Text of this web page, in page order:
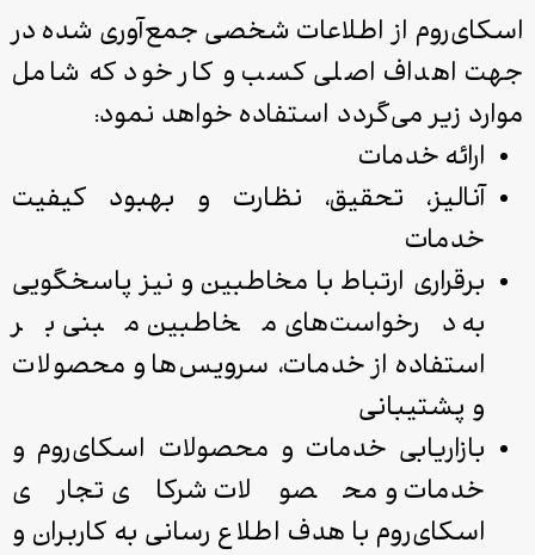
اسکای‌روم از اطلاعات شخصی جمع‌آوری شده در
جهت اهداف اصلی کسب ‌و کار خود که شامل
موارد زیر می‌گردد استفاده خواهد نمود:
ارائه خدمات
آنالیز، تحقیق، نظارت و بهبود کیفیت
خدمات
برقراری ارتباط با مخاطبین و نیز پاسخگویی
به درخواست‌های مخاطبین مبنی بر
استفاده از خدمات، سرویس‌ها و محصولات
و پشتیبانی
بازاریابی خدمات و محصولات اسکای‌روم و
خدمات و محصولات شرکای تجاری
اسکای‌روم با هدف اطلاع‌ رسانی به کاربران و